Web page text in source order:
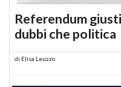
Referendum
dubbi che politica
di Elisa Leuzzo